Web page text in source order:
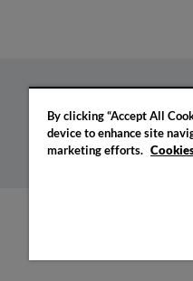
Política de
By clicking “Accept All
device to enhance site
marketing efforts.